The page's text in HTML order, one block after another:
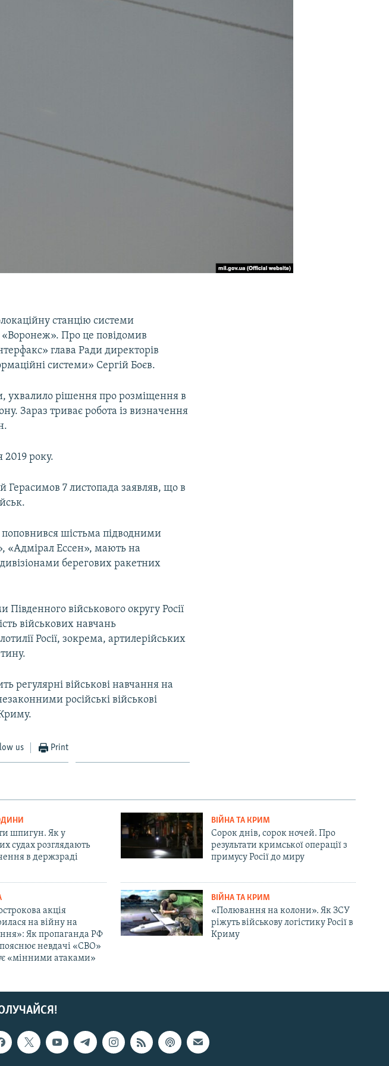
станцію системи
Про це повідомив
глава Ради директорів
системи» Сергій Боєв.
ухвалило рішення про розміщення в
Зараз триває робота із визначення
2019 року.
Герасимов 7 листопада заявляв, що в
шістьма підводними
«Адмірал Ессен», мають на
берегових ракетних
військового округу Росії
військових навчань
Росії, зокрема, артилерійських
регулярні військові навчання на
російські військові
us Print
шпигун. Як у
судах розглядають
в держзраді
ВІЙНА ТА КРИМ
Сорок днів, сорок ночей. Про
результати кримської операції з
примусу Росії до миру
акція
на війну на
Як пропаганда РФ
невдачі «СВО»
«мінними атаками»
ВІЙНА ТА КРИМ
«Полювання на колони». Як ЗСУ
ріжуть військову логістику Росії в
Криму